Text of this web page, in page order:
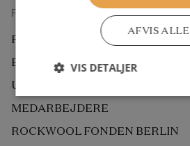
Forskningsenheden
FORSKNING
EKSTERN BEDØMMELSE
UDGIVELSER
MEDARBEJDERE
ROCKWOOL FONDEN BERLIN
AFVIS ALLE
VIS DETALJER